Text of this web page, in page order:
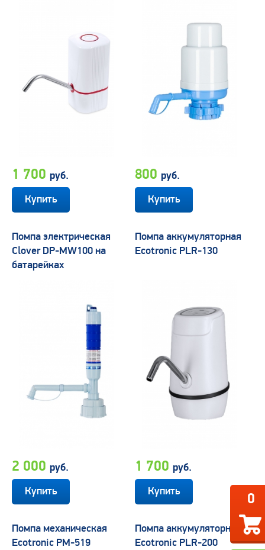
1 700 руб. 800 руб.
Помпа электрическая
Clover DP-MW100 на
батарейках
2 000 руб.
Помпа аккумуляторная
Ecotronic PLR-130
1 700 руб.
Помпа механическая
Ecotronic PM-519
Помпа аккумуляторная
Ecotronic PLR-200
0